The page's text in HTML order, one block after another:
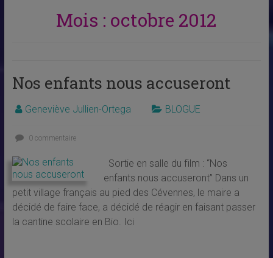
Mois : octobre 2012
Nos enfants nous accuseront
Geneviève Jullien-Ortega BLOGUE
0 commentaire
Sortie en salle du film : “Nos
enfants nous accuseront” Dans un
petit village français au pied des Cévennes, le maire a
décidé de faire face, a décidé de réagir en faisant passer
la cantine scolaire en Bio. Ici